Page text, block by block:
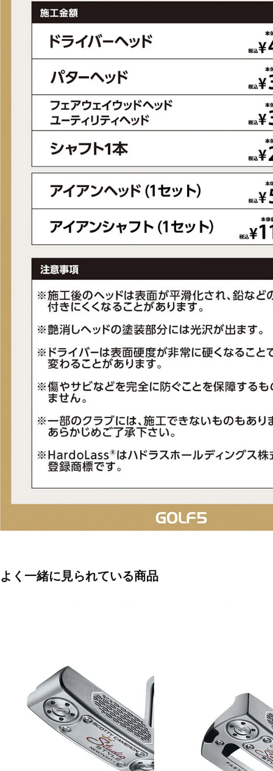
■ヘッド素材・製法：303ステンレス鋼/フェース・カーボンスチール/
■ヘッドタイプ：マレット型
■付属ヘッドカバー：有
■付属品：ヘッドカバー
■ロフト角(度)：3.5
■クラブ長さ(インチ)：33
■メーカー型番：6665967380, 6665967403, 6665967427
よく一緒に見られている商品